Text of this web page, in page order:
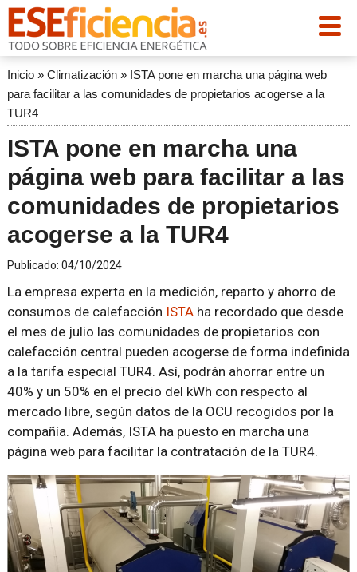
Inicio» Climatización» ISTA pone en marcha una página web
para facilitar a las comunidades de propietarios acogerse a la
TUR4
ISTA pone en marcha una
página web para facilitar a las
comunidades de propietarios
acogerse a la TUR4
Publicado: 04/10/2024
La empresa experta en la medición, reparto y ahorro de
consumos de calefacción ISTAha recordado que desde
el mes de julio las comunidades de propietarios con
calefacción central pueden acogerse de forma indefinida
a la tarifa especial TUR4. Así, podrán ahorrar entre un
40% y un 50% en el precio del kWh con respecto al
mercado libre, según datos de la OCU recogidos por la
compañía. Además, ISTA ha puesto en marcha una
página web para facilitar la contratación de la TUR4.